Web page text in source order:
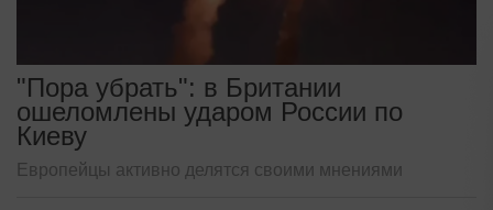
"Пора убрать": в Британии
ошеломлены ударом России по
Киеву
Европейцы активно делятся своими мнениями